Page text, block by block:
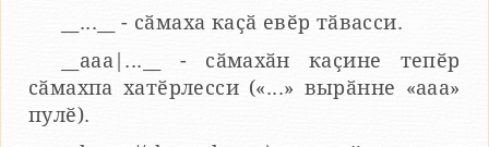
__...__ - сӑмаха каҫӑ евӗр тӑвасси.
__aaa|...__ - сӑмахӑн каҫине тепӗр
сӑмахпа хатӗрлесси («...» вырӑнне «ааа»
пулӗ).